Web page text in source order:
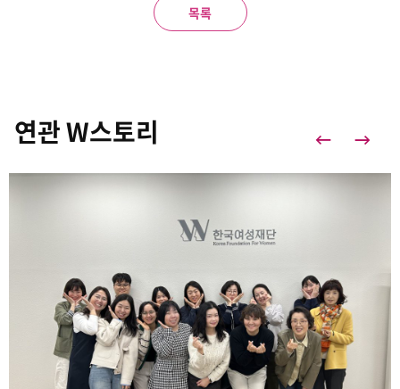
목록
연관 W스토리